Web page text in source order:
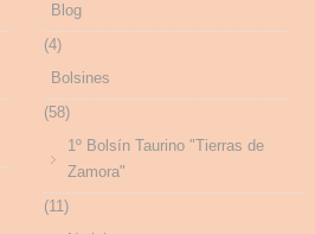
Blog
(4)
Bolsines
(58)
1º Bolsín Taurino "Tierras de
Zamora"
(11)